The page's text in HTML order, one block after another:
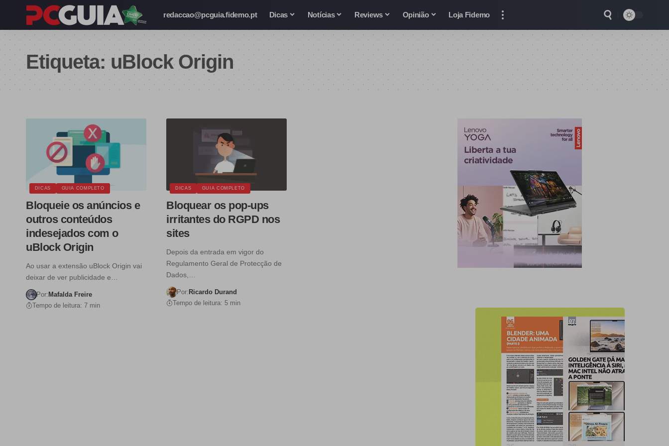
redaccao@pcguia.fidemo.pt Dicas Notícias Reviews Opinião Loja Fidemo
Etiqueta: uBlock Origin
DICAS GUIA COMPLETO
Bloqueie os anúncios e
outros conteúdos
indesejados com o
uBlock Origin
Ao usar a extensão uBlock Origin vai
deixar de ver publicidade e…
Por: Mafalda Freire
Tempo de leitura: 7 min
DICAS GUIA COMPLETO
Bloquear os pop-ups
irritantes do RGPD nos
sites
Depois da entrada em vigor do
Regulamento Geral de Protecção de
Dados,…
Por: Ricardo Durand
Tempo de leitura: 5 min